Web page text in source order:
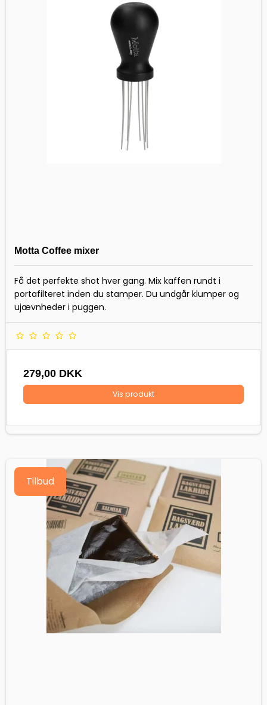
Motta Coffee mixer
Få det perfekte shot hver gang. Mix kaffen rundt i
portafilteret inden du stamper. Du undgår klumper og
ujævnheder i puggen.
279,00 DKK
Vis produkt
Tilbud